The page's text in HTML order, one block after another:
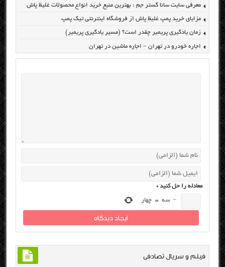
معرفی سایت سانا گستر جم : بهترین منبع خرید انواع محصولات غلیظ پاش
مزایای خرید پمپ غلیظ پاش از فروشگاه اینترنتی تیک پمپ
زمان یادگیری پریمیر چقدر است؟ (مسیر یادگیری پریمیر)
اجاره خودرو در تهران – اجاره ماشین در تهران
معادله را حل کنید*
− سه = چهار
فیلم و سریال تصادفی